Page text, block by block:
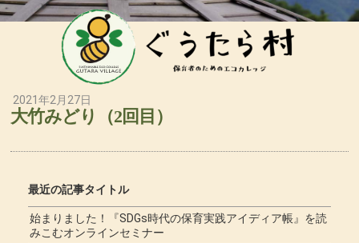
2021年2月27日
大竹みどり（2回目）
最近の記事タイトル
始まりました！『SDGs時代の保育実践アイディア帳』を読
みこむオンラインセミナー